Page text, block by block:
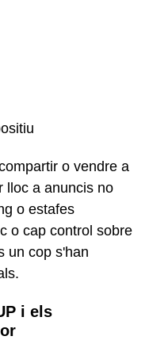
o vendre a
lloc a anuncis no
o estafes
o cap control sobre
un cop s'han
i els